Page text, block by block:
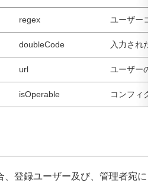
regex ユーザーコ
doubleCode 入力された
url ユーザーの
isOperable コンフィグ
、登録ユーザー及び、管理者宛に